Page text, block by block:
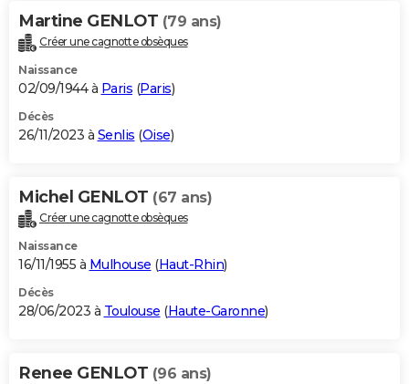
Bricolage
Lifestyle
Culture
Sport
Auto
Television
Voyage
Cinema
Martine GENLOT (79 ans)
Créer une cagnotte obsèques
Naissance
02/09/1944 à Paris (Paris)
Décès
26/11/2023 à Senlis (Oise)
Michel GENLOT (67 ans)
Créer une cagnotte obsèques
Naissance
16/11/1955 à Mulhouse (Haut-Rhin)
Décès
28/06/2023 à Toulouse (Haute-Garonne)
Renee GENLOT (96 ans)